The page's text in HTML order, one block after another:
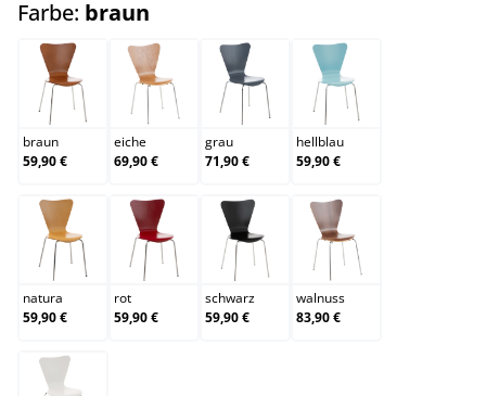
Farbe: braun
braun
braun
59,90 €
eiche
eiche
69,90 €
grau
grau
71,90 €
hellblau
hellblau
59,90 €
natura
natura
59,90 €
rot
rot
59,90 €
schwarz
schwarz
59,90 €
walnuss
walnuss
83,90 €